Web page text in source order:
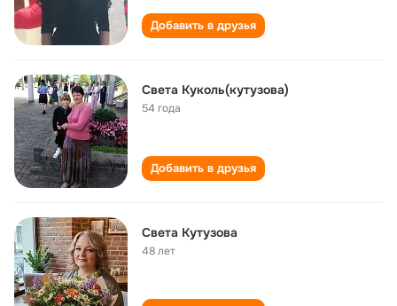
Добавить в друзья
Света Куколь(кутузова)
54 года
Добавить в друзья
Света Кутузова
48 лет